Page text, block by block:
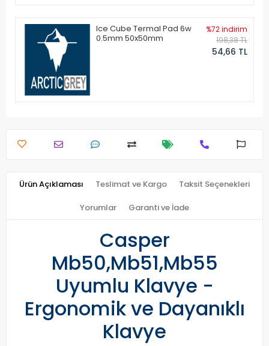
Ice Cube Termal Pad 6w
0.5mm 50x50mm
%72 indirim
198,38 TL
54,66 TL
Ürün Açıklaması Teslimat ve Kargo Taksit Seçenekleri
Yorumlar Garanti ve İade
Casper
Mb50,Mb51,Mb55
Uyumlu Klavye -
Ergonomik ve Dayanıklı
Klavye